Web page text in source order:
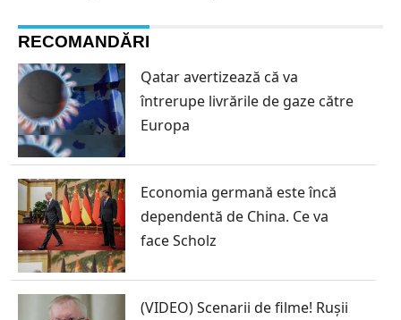
RECOMANDĂRI
Qatar avertizează că va
întrerupe livrările de gaze către
Europa
Economia germană este încă
dependentă de China. Ce va
face Scholz
(VIDEO) Scenarii de filme! Rușii